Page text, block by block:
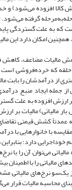
افزوده می‌شود) و
گرفته
به علت گستردگی پایه
امکان دارد این
مالیات مضاعف، کاهش
که خرده‌فروشی است
از درآمدشان را بابت
جمله ایجاد منبع
ارزش افزوده به علت
مالیاتی) مالیات بر
کشش قیمتی تقاضای
با خانوارهایی با درآمد
خود‌اجرایی دارد؛
می‌توان آن را با
مالیاتی را با
یک‌سو نرخ‌های مالیاتی
محاسبه مالیات قرار